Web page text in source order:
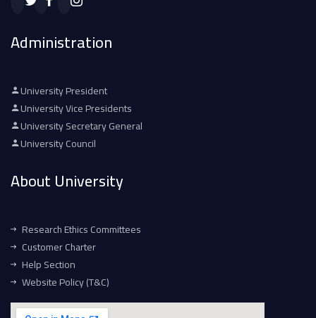
Administration
University President
University Vice Presidents
University Secretary General
University Council
About University
Research Ethics Committees
Customer Charter
Help Section
Website Policy (T&C)